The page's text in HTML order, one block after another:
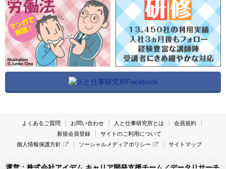
よくあるご質問 お問い合わせ 人と仕事研究所とは
会員規約
新規会員登録
サイトのご利用について
個人情報保護方針
ソーシャルメディアポリシー サイトマップ